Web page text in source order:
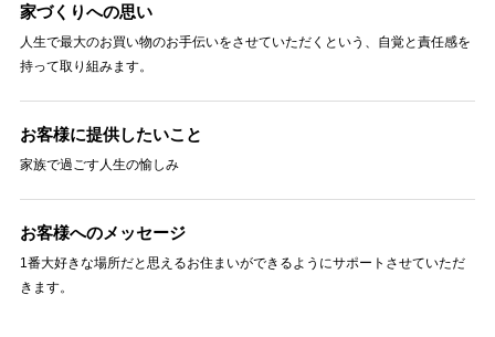
家づくりへの思い
人生で最大のお買い物のお手伝いをさせていただくという、自覚と責任感を
持って取り組みます。
お客様に提供したいこと
家族で過ごす人生の愉しみ
お客様へのメッセージ
1番大好きな場所だと思えるお住まいができるようにサポートさせていただ
きます。